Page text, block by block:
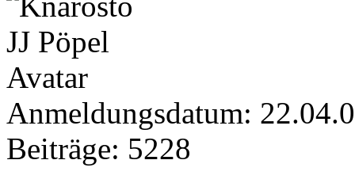
Anmeldungsdatum:
Beiträge: 5228